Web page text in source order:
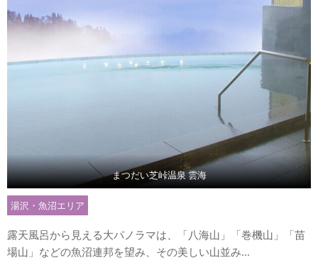
まつだい芝峠温泉 雲海
湯沢・魚沼エリア
露天風呂から見える大パノラマは、「八海山」「巻機山」「苗
場山」などの魚沼連邦を望み、その美しい山並み...